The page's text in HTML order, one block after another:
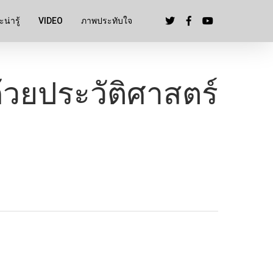
น่ารู้ VIDEO ภาพประทับใจ
ยประวัติศาสตร์